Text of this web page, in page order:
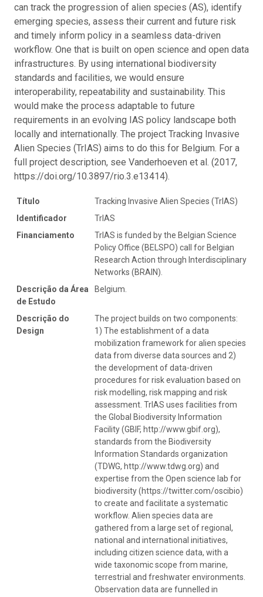
can track the progression of alien species (AS), identify
emerging species, assess their current and future risk
and timely inform policy in a seamless data-driven
workflow. One that is built on open science and open data
infrastructures. By using international biodiversity
standards and facilities, we would ensure
interoperability, repeatability and sustainability. This
would make the process adaptable to future
requirements in an evolving IAS policy landscape both
locally and internationally. The project Tracking Invasive
Alien Species (TrIAS) aims to do this for Belgium. For a
full project description, see Vanderhoeven et al. (2017,
https://doi.org/10.3897/rio.3.e13414).
Título
Tracking Invasive Alien Species (TrIAS)
Identificador
TrIAS
Financiamento
TrIAS is funded by the Belgian Science
Policy Office (BELSPO) call for Belgian
Research Action through Interdisciplinary
Networks (BRAIN).
Descrição da Área
de Estudo
Belgium.
Descrição do
Design
The project builds on two components:
1) The establishment of a data
mobilization framework for alien species
data from diverse data sources and 2)
the development of data-driven
procedures for risk evaluation based on
risk modelling, risk mapping and risk
assessment. TrIAS uses facilities from
the Global Biodiversity Information
Facility (GBIF, http://www.gbif.org),
standards from the Biodiversity
Information Standards organization
(TDWG, http://www.tdwg.org) and
expertise from the Open science lab for
biodiversity (https://twitter.com/oscibio)
to create and facilitate a systematic
workflow. Alien species data are
gathered from a large set of regional,
national and international initiatives,
including citizen science data, with a
wide taxonomic scope from marine,
terrestrial and freshwater environments.
Observation data are funnelled in